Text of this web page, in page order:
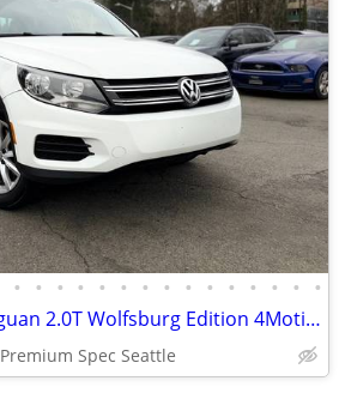
• • • • • • • • • • • • • • •
2017 Volkswagen Tiguan 2.0T Wolfsburg Edition 4Motion SUV
Premium Spec Seattle